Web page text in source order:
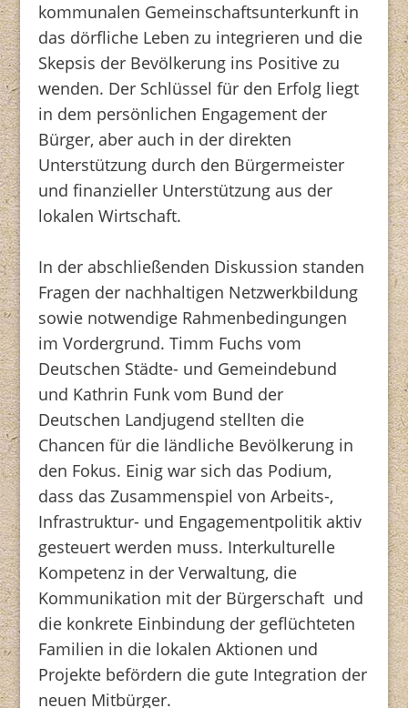
kommunalen Gemeinschaftsunterkunft in
das dörfliche Leben zu integrieren und die
Skepsis der Bevölkerung ins Positive zu
wenden. Der Schlüssel für den Erfolg liegt
in dem persönlichen Engagement der
Bürger, aber auch in der direkten
Unterstützung durch den Bürgermeister
und finanzieller Unterstützung aus der
lokalen Wirtschaft.
In der abschließenden Diskussion standen
Fragen der nachhaltigen Netzwerkbildung
sowie notwendige Rahmenbedingungen
im Vordergrund. Timm Fuchs vom
Deutschen Städte- und Gemeindebund
und Kathrin Funk vom Bund der
Deutschen Landjugend stellten die
Chancen für die ländliche Bevölkerung in
den Fokus. Einig war sich das Podium,
dass das Zusammenspiel von Arbeits-,
Infrastruktur- und Engagementpolitik aktiv
gesteuert werden muss. Interkulturelle
Kompetenz in der Verwaltung, die
Kommunikation mit der Bürgerschaft und
die konkrete Einbindung der geflüchteten
Familien in die lokalen Aktionen und
Projekte befördern die gute Integration der
neuen Mitbürger.